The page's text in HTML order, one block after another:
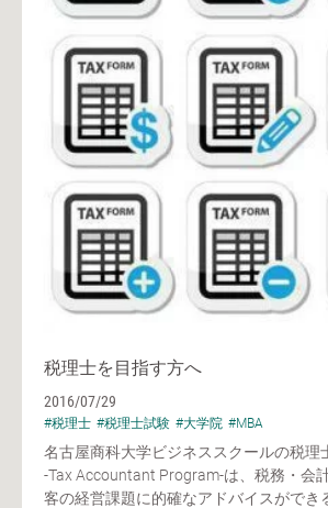
税理士を目指す方へ
2016/07/29
#税理士 #税理士試験 #大学院 #MBA
名古屋商科大学ビジネススクールの税理
-Tax Accountant Program-は、税務・会
客の経営課題に的確なアドバイスができ